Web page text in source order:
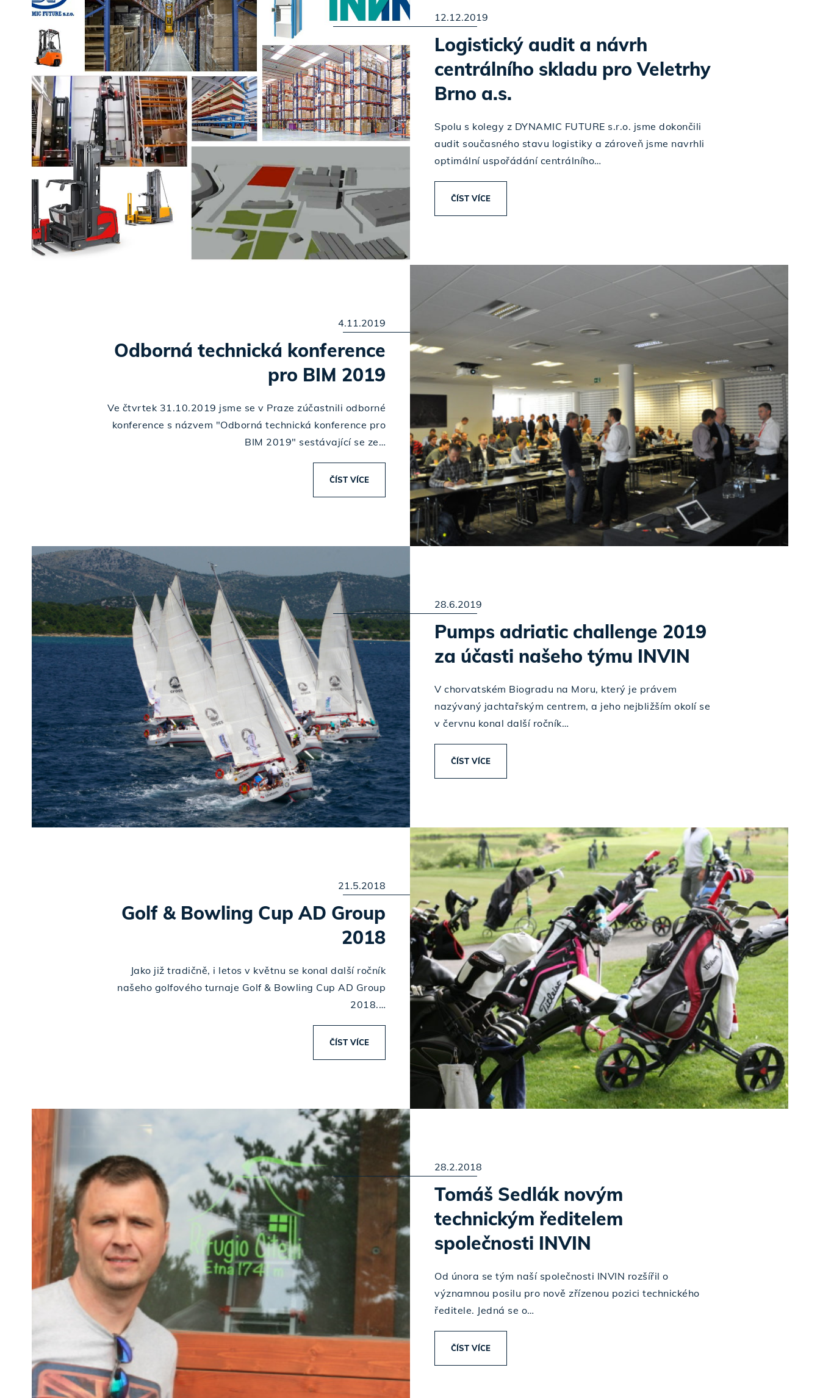
12.12.2019
Logistický audit a návrh
centrálního skladu pro Veletrhy
Brno a.s.
Spolu s kolegy z DYNAMIC FUTURE s.r.o. jsme dokončili
audit současného stavu logistiky a zároveň jsme navrhli
optimální uspořádání centrálního…
ČÍST VÍCE
4.11.2019
Odborná technická konference
pro BIM 2019
Ve čtvrtek 31.10.2019 jsme se v Praze zúčastnili odborné
konference s názvem "Odborná technická konference pro
BIM 2019" sestávající se ze…
ČÍST VÍCE
28.6.2019
Pumps adriatic challenge 2019
za účasti našeho týmu INVIN
V chorvatském Biogradu na Moru, který je právem
nazývaný jachtařským centrem, a jeho nejbližším okolí se
v červnu konal další ročník…
ČÍST VÍCE
21.5.2018
Golf & Bowling Cup AD Group
2018
Jako již tradičně, i letos v květnu se konal další ročník
našeho golfového turnaje Golf & Bowling Cup AD Group
2018.…
ČÍST VÍCE
28.2.2018
Tomáš Sedlák novým
technickým ředitelem
společnosti INVIN
Od února se tým naší společnosti INVIN rozšířil o
významnou posilu pro nově zřízenou pozici technického
ředitele. Jedná se o…
ČÍST VÍCE